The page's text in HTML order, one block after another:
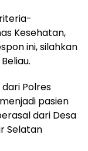
Kesehatan,
ini, silahkan
Polres
pasien
dari Desa
Selatan